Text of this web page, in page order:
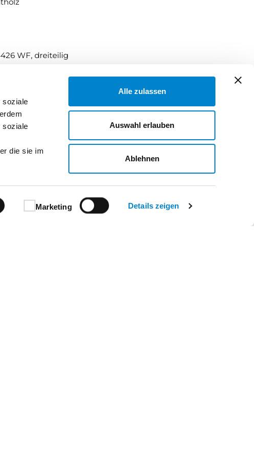
soziale
soziale
die sie im
Marketing Details zeigen
Alle zulassen
Auswahl erlauben
Ablehnen
WF, dreiteilig
liegt der